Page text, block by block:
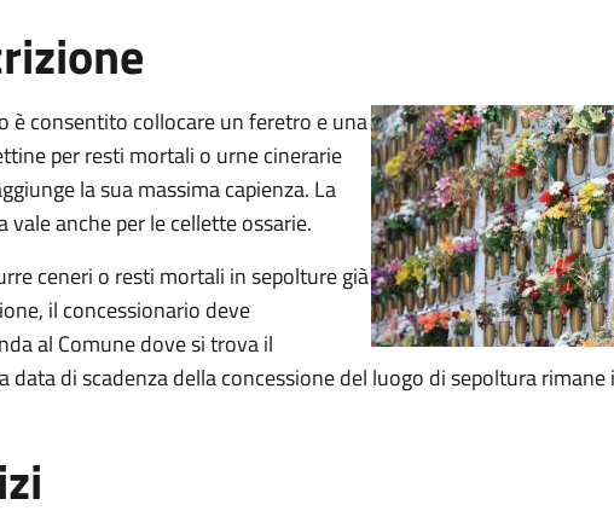
è consentito collocare un feretro e una
per resti mortali o urne cinerarie
la sua massima capienza. La
vale anche per le cellette ossarie.
ceneri o resti mortali in sepolture già
il concessionario deve
al Comune dove si trova il
data di scadenza della concessione del luogo di sepoltura rimane